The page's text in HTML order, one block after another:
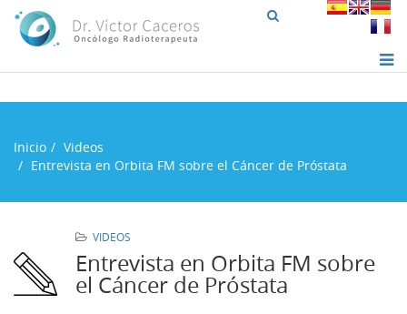
Inicio
Videos
Entrevista en Orbita FM sobre el Cáncer de Próstata
VIDEOS
Entrevista en Orbita FM sobre
el Cáncer de Próstata